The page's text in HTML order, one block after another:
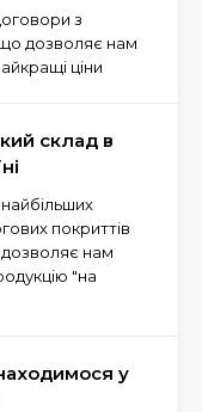
з
дозволяє нам
ціни
склад в
покриттів
дозволяє нам
"на
у